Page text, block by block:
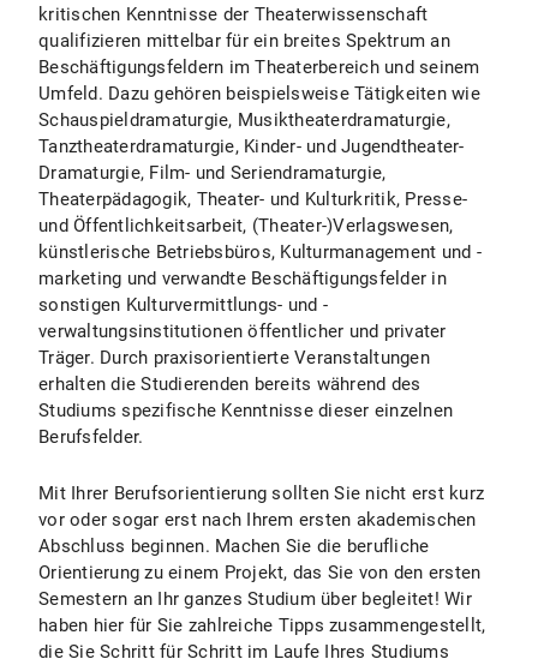
kritischen Kenntnisse der Theaterwissenschaft
qualifizieren mittelbar für ein breites Spektrum an
Beschäftigungsfeldern im Theaterbereich und seinem
Umfeld. Dazu gehören beispielsweise Tätigkeiten wie
Schauspieldramaturgie, Musiktheaterdramaturgie,
Tanztheaterdramaturgie, Kinder- und Jugendtheater-
Dramaturgie, Film- und Seriendramaturgie,
Theaterpädagogik, Theater- und Kulturkritik, Presse-
und Öffentlichkeitsarbeit, (Theater-)Verlagswesen,
künstlerische Betriebsbüros, Kulturmanagement und -
marketing und verwandte Beschäftigungsfelder in
sonstigen Kulturvermittlungs- und -
verwaltungsinstitutionen öffentlicher und privater
Träger. Durch praxisorientierte Veranstaltungen
erhalten die Studierenden bereits während des
Studiums spezifische Kenntnisse dieser einzelnen
Berufsfelder.
Mit Ihrer Berufsorientierung sollten Sie nicht erst kurz
vor oder sogar erst nach Ihrem ersten akademischen
Abschluss beginnen. Machen Sie die berufliche
Orientierung zu einem Projekt, das Sie von den ersten
Semestern an Ihr ganzes Studium über begleitet! Wir
haben hier für Sie zahlreiche Tipps zusammengestellt,
die Sie Schritt für Schritt im Laufe Ihres Studiums